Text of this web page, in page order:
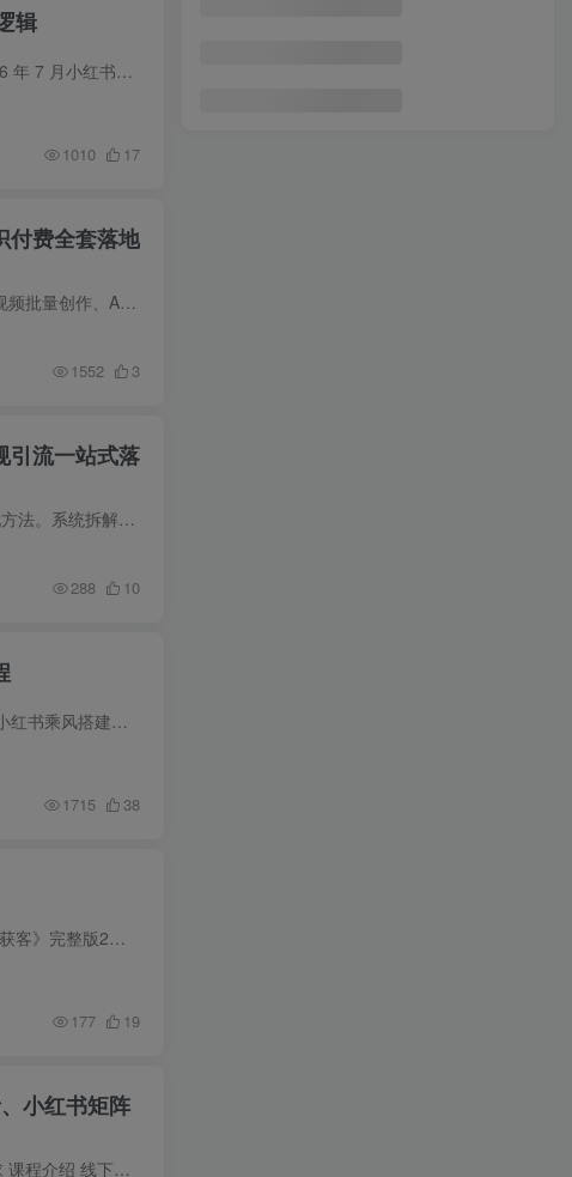
辑
课程介绍 很多人做小红书一直没流量、不会写文案、不懂爆款逻辑，账号长期停滞不涨粉！这套 2026 年 7 月小红书实战营，专为新手打造十五天系统化打卡训练。课程覆盖小红书完整运营逻辑、爆款短...
1010 17
付费全套落地
课程内容简介 7月更新自媒体训练营主打不露脸、低时间投入做线上副业，完整覆盖账号搭建、图文视频批量创作、AI素材获取、爆款打造、数据复盘、无成本开店、私域引流转化、不露脸直播、知识课程...
1552 3
引流一站式落
课程内容简介 小红书图文量化获客课程为两小时完整干货，核心讲解单人20台设备矩阵运营全套落地方法。系统拆解一机一号一网络规范、手机5清、设备选型上号、账号网络隔离等风控操作，分享四种协...
288 10
不少小红书电商商家想要尝试乘风平台投放，却不熟悉后台搭建流程，盲目操作容易浪费预算。这套小红书乘风搭建实操课程总时长 104 分钟，全程实景实操演示，非常适合零基础新手学习。课程完整讲...
1715 38
小红书图文量化获客，2小时干货分享，详解单人运营20台设备矩阵打法 课程介绍 《小红书图文量化获客》完整版2小时01分干货分享，详解单人运营20台设备矩阵打法。 课程完整覆盖小红书批量起号全...
177 19
小红书矩阵
嗨推矩阵引流运营线下实训课，3天线下录音课，经典干货经久实用，适配抖音、小红书矩阵拓客需求 课程介绍 线下录音+线下投屏照片 这套嗨推老牌矩阵运营线下实训课，虽是往期课程，但整套运营逻...